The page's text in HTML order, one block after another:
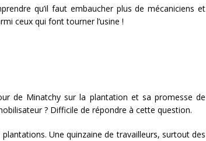
qu’il faut embaucher plus de mécaniciens et
ceux qui font tourner l’usine !
de Minatchy sur la plantation et sa promesse de
? Difficile de répondre à cette question.
Une quinzaine de travailleurs, surtout des